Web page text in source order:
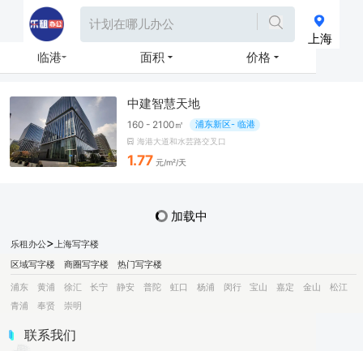
上海
临港
面积 价格
中建智慧天地
160 - 2100㎡ 浦东新区- 临港
海港大道和水芸路交叉口
1.77 元/m²/天
加载中
乐租办公> 上海写字楼
区域写字楼
商圈写字楼
热门写字楼
浦东
黄浦 徐汇 长宁 静安 普陀 虹口 杨浦 闵行 宝山 嘉定 金山
松江
青浦
奉贤 崇明
联系我们